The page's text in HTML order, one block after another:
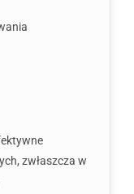
zwłaszcza w